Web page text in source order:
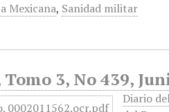
Mexicana, Sanidad militar
3, No 439,
Diario